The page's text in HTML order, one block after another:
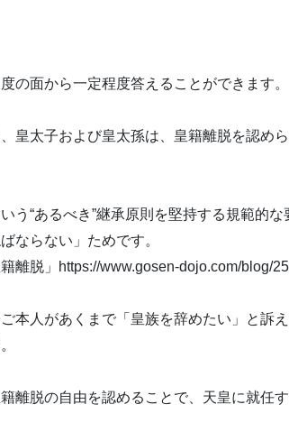
の面から一定程度答えることができます。
皇太子および皇太孫は、皇籍離脱を認めら
う“あるべき”継承原則を堅持する規範的
ならない」ためです。
離脱」https://www.gosen-dojo.com/blog/
本人があくまで「皇族を辞めたい」と訴
離脱の自由を認めることで、天皇に就任